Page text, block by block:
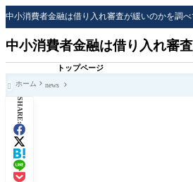
中小消費者金融は借り入れ審査が緩いのかを調
中小消費者金融は借り入れ審
トップページ
 ホーム news
SHARE: